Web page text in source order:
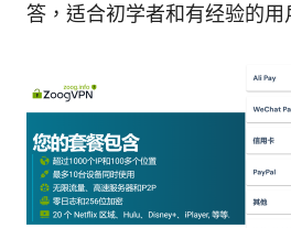
答，适合初学者和有经验的用